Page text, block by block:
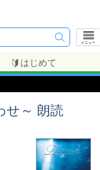
メニュー
はじめて
せ～ 朗読